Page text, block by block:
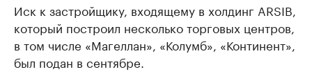
Иск к застройщику, входящему в холдинг ARSIB,
который построил несколько торговых центров,
в том числе «Магеллан», «Колумб», «Континент»,
был подан в сентябре.